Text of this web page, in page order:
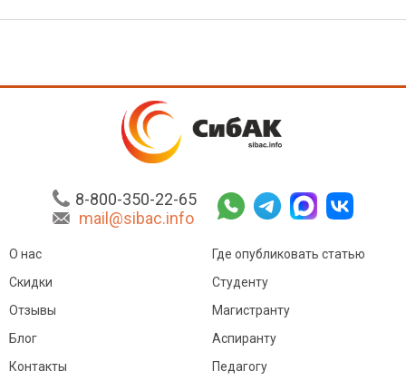
8-800-350-22-65
mail@sibac.info
О нас
Скидки
Отзывы
Блог
Контакты
Где опубликовать статью
Студенту
Магистранту
Аспиранту
Педагогу